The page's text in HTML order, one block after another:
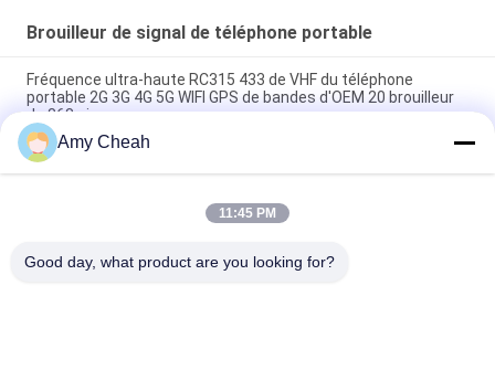
Brouilleur de signal de téléphone portable
Fréquence ultra-haute RC315 433 de VHF du téléphone
portable 2G 3G 4G 5G WIFI GPS de bandes d'OEM 20 brouilleur
de 868 signaux
40W puissance moyenne 1-50m brouilleur de signal de
téléphone portable de 8 canaux pour la prison
Dresseur omnidirectionnel d'intérieur du brouilleur 33dBm
Amy Cheah
11:45 PM
Good day, what product are you looking for?